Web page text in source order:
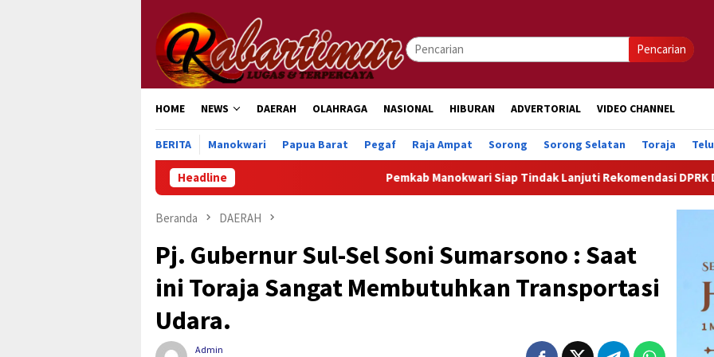
konten
Pencarian
HOME NEWS DAERAH OLAHRAGA NASIONAL HIBURAN ADVERTORIAL VIDEO CHANNEL
BERITA Manokwari Papua Barat Pegaf Raja Ampat Sorong Sorong Selatan Toraja
Headline Pemkab Manokwari Siap Tindak Lanjuti Rekomendasi DPRK Demi
Beranda DAERAH
Pj. Gubernur Sul-Sel Soni Sumarsono : Saat
ini Toraja Sangat Membutuhkan Transportasi
Udara.
Admin